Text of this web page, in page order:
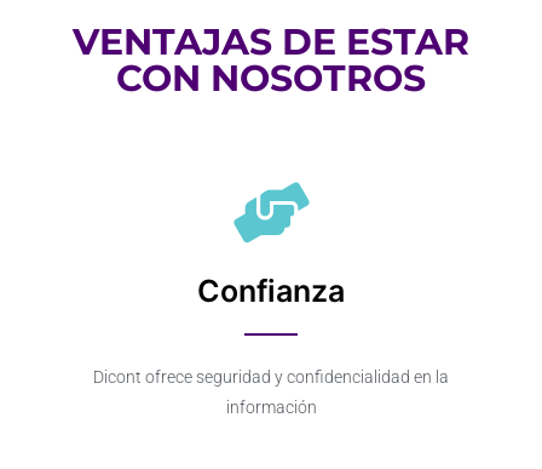
VENTAJAS DE ESTAR
CON NOSOTROS
Confianza
Dicont ofrece seguridad y confidencialidad en la
información